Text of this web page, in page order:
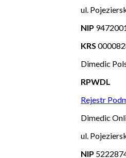
ul.
NIP
KRS
Dimedic
RPWDL
Rejestr
Dimedic
ul.
NIP